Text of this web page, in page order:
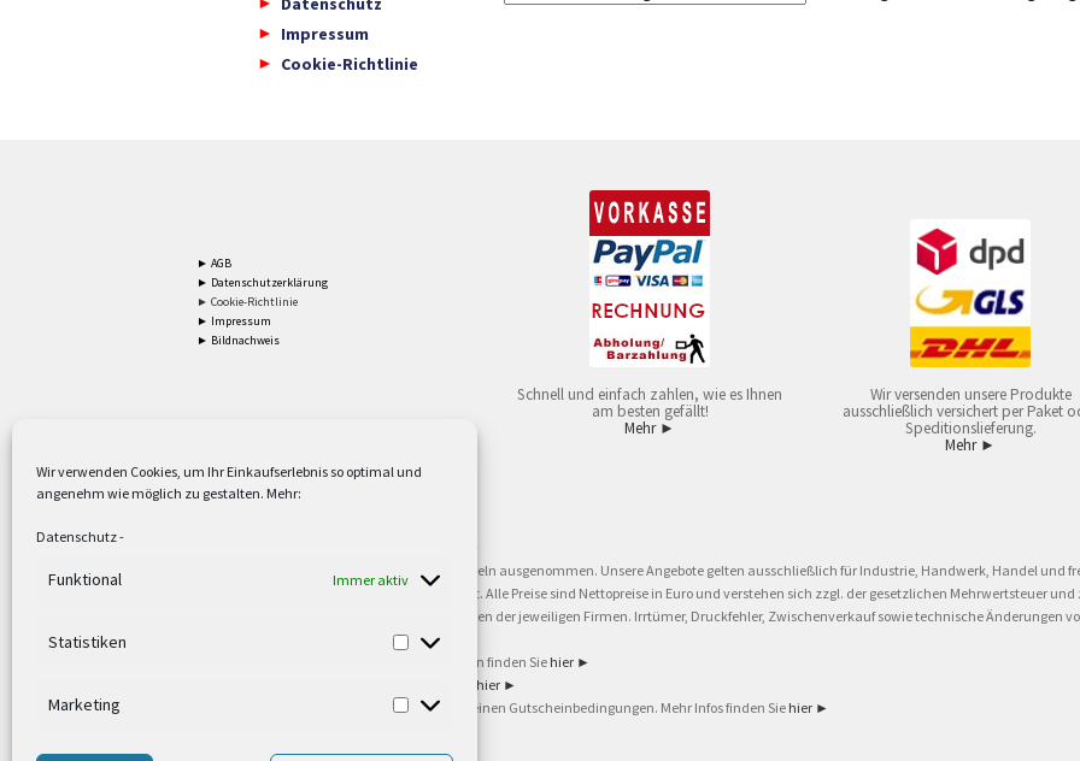
Wir verwenden Cookies, um Ihr Einkaufserlebnis so optimal und
angenehm wie möglich zu gestalten. Mehr:
Datenschutz-
Funktional Immer aktiv
Statistiken
Marketing
Impressum
Cookie-Richtlinie
► AGB
► Datenschutzerklärung
► Cookie-Richtlinie
► Impressum
► Bildnachweis
Schnell und einfach zahlen, wie es Ihnen
am besten gefällt!
Mehr ►
Wir versenden unsere Produkte
ausschließlich versichert per Paket
Speditionslieferung.
Mehr ►
Versandkostenfrei ab 59,90 € Nettowarenwert. Inseln ausgenommen. Unsere Angebote gelten ausschließlich für Industrie, Handwerk, Handel und
oder gewerblichen Tätigkeit. Kein Verkauf an privat. Alle Preise sind Nettopreise in Euro und verstehen sich zzgl. der gesetzlichen Mehrwertsteuer
sind Warenzeichen oder eingetragene Warenzeichen der jeweiligen Firmen. Irrtümer, Druckfehler, Zwischenverkauf sowie technische Änderungen
Weitere Informationen und Zahlungsbedingungen finden Sie hier ►
hier ►
Ab 79,- Nettowarenwert. Es gelten unsere allgemeinen Gutscheinbedingungen. Mehr Infos finden Sie hier ►
©2002-2021 TEUTO LICHT GmbH